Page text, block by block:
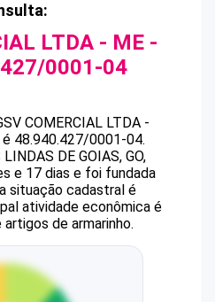
LTDA - ME -
0001-04
COMERCIAL LTDA -
é 48.940.427/0001-04.
DE GOIAS, GO,
e 17 dias e foi fundada
situação cadastral é
atividade econômica é
de armarinho.